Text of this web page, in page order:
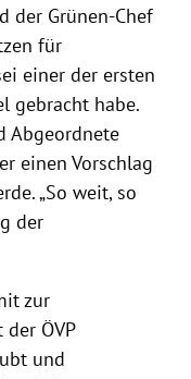
der Grünen-Chef
für
einer der ersten
gebracht habe.
Abgeordnete
einen Vorschlag
„So weit, so
der
zur
ÖVP
und